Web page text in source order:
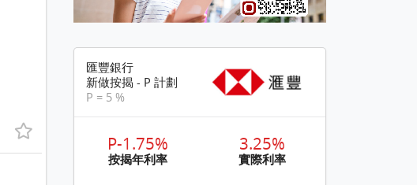
匯豐銀行
新做按揭 - P 計劃
P = 5 %
P-1.75%
按揭年利率
3.25%
實際利率